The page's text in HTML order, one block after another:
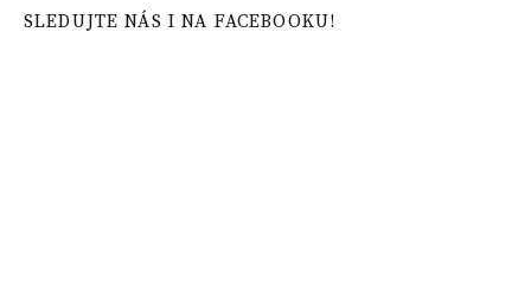
SLEDUJTE NÁS I NA FACEBOOKU!